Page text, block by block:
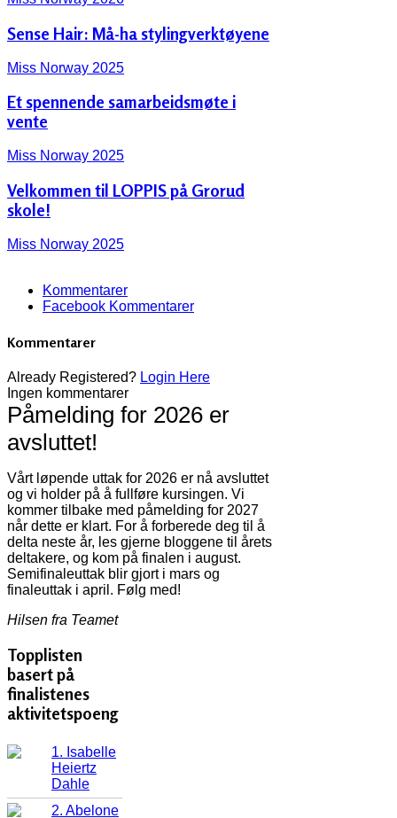
Sense Hair: Må-ha stylingverktøyene
Miss Norway 2025
Et spennende samarbeidsmøte i
vente
Miss Norway 2025
Velkommen til LOPPIS på Grorud
skole!
Miss Norway 2025
Kommentarer
Facebook Kommentarer
Kommentarer
Already Registered? Login Here
Ingen kommentarer
Påmelding for 2026 er
avsluttet!
Vårt løpende uttak for 2026 er nå avsluttet
og vi holder på å fullføre kursingen. Vi
kommer tilbake med påmelding for 2027
når dette er klart. For å forberede deg til å
delta neste år, les gjerne bloggene til årets
deltakere, og kom på finalen i august.
Semifinaleuttak blir gjort i mars og
finaleuttak i april. Følg med!
Hilsen fra Teamet
Topplisten
basert på
finalistenes
aktivitetspoeng
1. Isabelle
Heiertz
Dahle
2. Abelone